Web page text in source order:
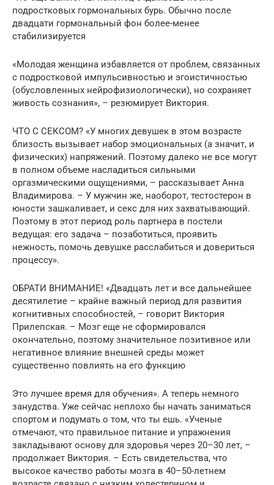
подростковых гормональных бурь. Обычно после
двадцати гормональный фон более-менее
стабилизируется
«Молодая женщина избавляется от проблем, связанных
с подростковой импульсивностью и эгоистичностью
(обусловленных нейрофизиологически), но сохраняет
живость сознания», – резюмирует Виктория.
ЧТО С СЕКСОМ? «У многих девушек в этом возрасте
близость вызывает набор эмоциональных (а значит, и
физических) напряжений. Поэтому далеко не все могут
в полном объеме насладиться сильными
оргазмическими ощущениями, – рассказывает Анна
Владимирова. – У мужчин же, наоборот, тестостерон в
юности зашкаливает, и секс для них захватывающий.
Поэтому в этот период роль партнера в постели
ведущая: его задача – позаботиться, проявить
нежность, помочь девушке расслабиться и довериться
процессу».
ОБРАТИ ВНИМАНИЕ! «Двадцать лет и все дальнейшее
десятилетие – крайне важный период для развития
когнитивных способностей, – говорит Виктория
Прилепская. – Мозг еще не сформировался
окончательно, поэтому значительное позитивное или
негативное влияние внешней среды может
существенно повлиять на его функцию
Это лучшее время для обучения». А теперь немного
занудства. Уже сейчас неплохо бы начать заниматься
спортом и подумать о том, что ты ешь. «Ученые
отмечают, что правильное питание и упражнения
закладывают основу для здоровья через 20–30 лет, –
продолжает Виктория. – Есть свидетельства, что
высокое качество работы мозга в 40–50-летнем